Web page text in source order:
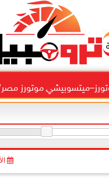
موتورز مصر”